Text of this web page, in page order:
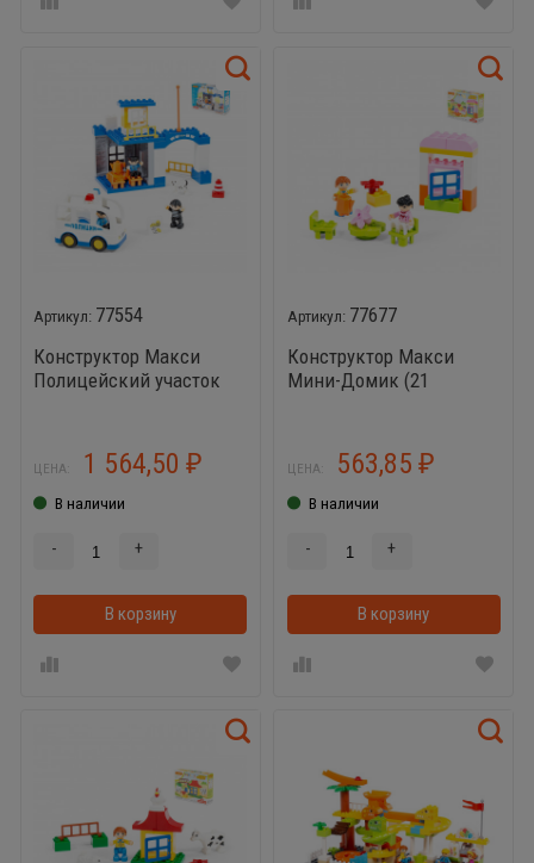
77554
Конструктор Макси
Полицейский участок
ЦЕНА: 1 564,50 ₽
В наличии
- +
В корзину В корзинке
77677
Конструктор Макси
Мини-Домик (21
ЦЕНА: 563,85₽
В наличии
- +
В корзину